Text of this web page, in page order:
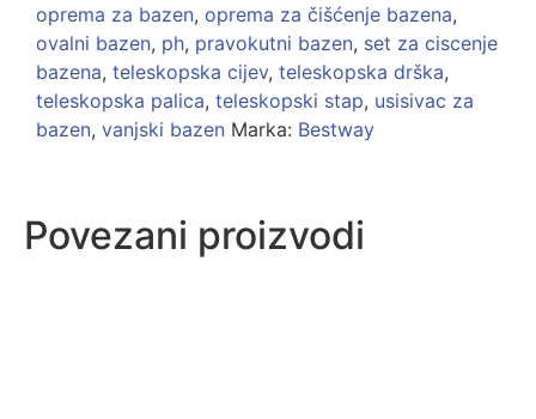
Povezani proizvodi
oprema za bazen, oprema za čišćenje bazena,
ovalni bazen, ph, pravokutni bazen, set za ciscenje
bazena, teleskopska cijev, teleskopska drška,
teleskopska palica, teleskopski stap, usisivac za
bazen, vanjski bazen Marka: Bestway